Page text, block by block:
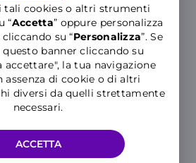
cookies o altri strumenti
“Accetta” oppure personalizza
su “Personalizza”. Se
banner cliccando su
accettare", la tua navigazione
assenza di cookie o di altri
diversi da quelli strettamente
necessari.
ACCETTA
Vuoi più GIGA in
Europa?
Professional DATA
60 GIGA
60 GIGA in Italia e 12
GIGA in Europa e UK
Aggiungi fino a 3